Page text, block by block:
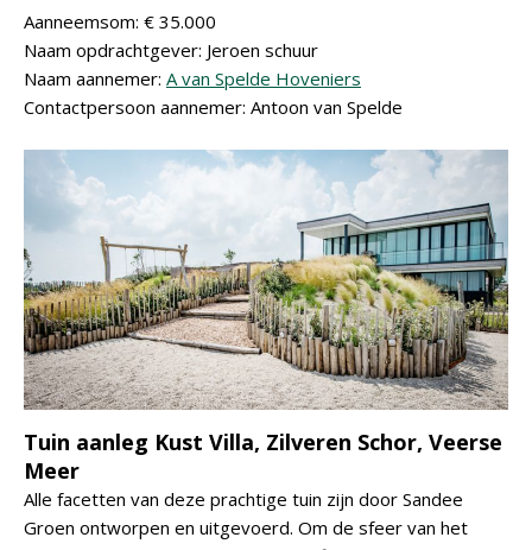
Aanneemsom: € 35.000
Naam opdrachtgever: Jeroen schuur
Naam aannemer: A van Spelde Hoveniers
Contactpersoon aannemer: Antoon van Spelde
Tuin aanleg Kust Villa, Zilveren Schor, Veerse
Meer
Alle facetten van deze prachtige tuin zijn door Sandee
Groen ontworpen en uitgevoerd. Om de sfeer van het